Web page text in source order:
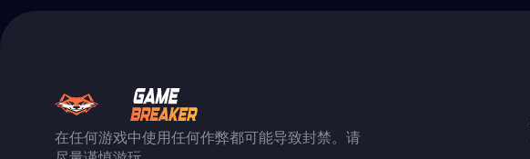
在任何游戏中使用任何作弊都可能导致封禁。请